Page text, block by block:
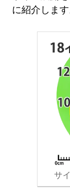
に紹介します
サ